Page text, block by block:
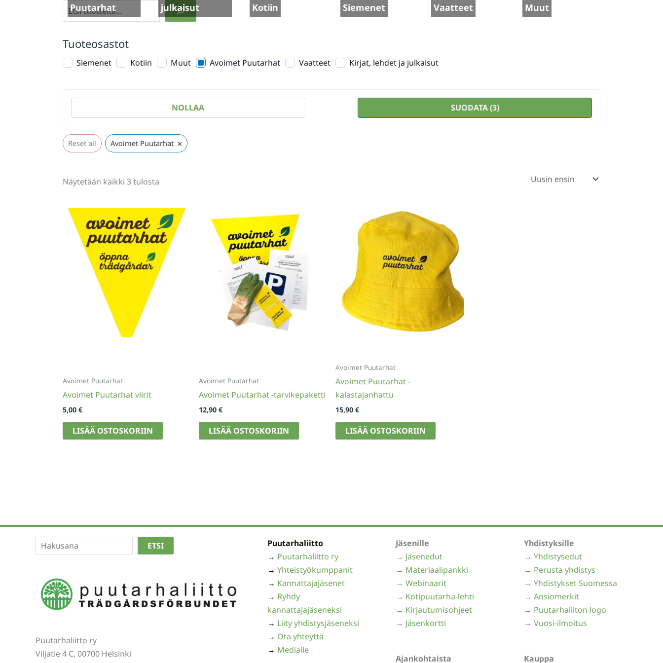
Etsi
Puutarhat
julkaisut
Kotiin Siemenet Vaatteet Muut
Tuoteosastot
Siemenet Kotiin Muut Avoimet Puutarhat Vaatteet Kirjat, lehdet ja julkaisut
SUODATA (3)
NOLLAA
Reset all Avoimet Puutarhat ×
Näytetään kaikki 3 tulostaSorted
Avoimet Puutarhat
Avoimet Puutarhat viirit
5,00 €
LISÄÄ OSTOSKORIIN
Avoimet Puutarhat
Avoimet Puutarhat -tarvikepaketti
12,90€
LISÄÄ OSTOSKORIIN
Avoimet Puutarhat
Avoimet Puutarhat -
kalastajanhattu
15,90 €
LISÄÄ OSTOSKORIIN
EtsiETSI
Puutarhaliitto ry
Viljatie 4 C, 00700 Helsinki
Puutarhaliitto
→ Puutarhaliitto ry
→ Yhteistyökumppanit
→ Kannattajajäsenet
→ Ryhdy
kannattajajäseneksi
→ Liity yhdistysjäseneksi
→ Ota yhteyttä
→ Medialle
Jäsenille
→ Jäsenedut
→ Materiaalipankki
→ Webinaarit
→ Kotipuutarha-lehti
→ Kirjautumisohjeet
→ Jäsenkortti
Ajankohtaista
Yhdistyksille
→ Yhdistysedut
→ Perusta yhdistys
→ Yhdistykset Suomessa
→ Ansiomerkit
→ Puutarhaliiton logo
→ Vuosi-ilmoitus
Kauppa